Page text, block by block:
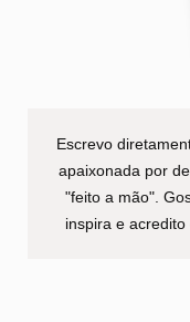
Escrevo
apaixonada por
"feito a mão".
inspira e